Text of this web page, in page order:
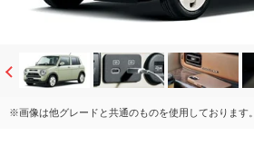
※画像は他グレードと共通のものを使用しております。